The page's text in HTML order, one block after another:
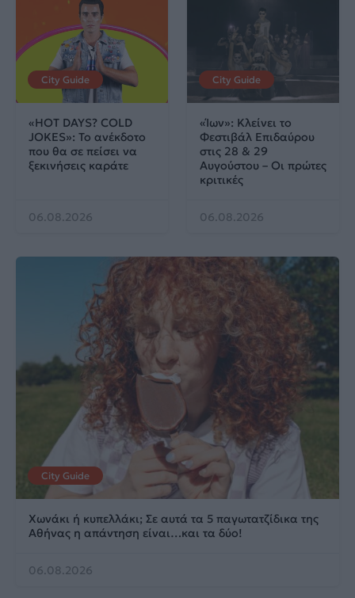
City Guide
«HOT DAYS? COLD
JOKES»: Το ανέκδοτο
που θα σε πείσει να
ξεκινήσεις καράτε
06.08.2026
City Guide
«Ίων»: Κλείνει το
Φεστιβάλ Επιδαύρου
στις 28 & 29
Αυγούστου – Οι πρώτες
κριτικές
06.08.2026
City Guide
Χωνάκι ή κυπελλάκι; Σε αυτά τα 5 παγωτατζίδικα της
Αθήνας η απάντηση είναι…και τα δύο!
06.08.2026